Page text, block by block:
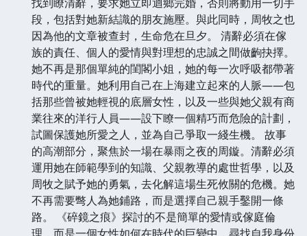
段，包括對她新結識的朋友施壓。與此同時，周牧之也
因為他的文章被查封，生命危在旦夕。 清辭必須在傢
族的責任、個人的愛情與對理想的忠誠之間做齣抉擇。
她不再是那個單純的閨閣小姐，她的每一次呼吸都帶著
時代的重量。她利用自己在上海建立起來的人脈——包
括那些曾被她輕視的底層女性，以及一些與她父親有商
業往來的洋行人員——設下瞭一個精巧而危險的計劃，
試圖保護她所愛之人，並為自己爭取一綫生機。 故事
的高潮部分，聚焦於一場在暴雨之夜的周鏇。清辭必須
運用她在師範學到的知識、父親教導的處世哲學，以及
周牧之賦予她的勇氣，去化解這場生死攸關的危機。她
不再需要彆人為她鋪路，而是選擇自己親手鑿開一條
路。 《碎鏡之痕》探討的不是簡單的愛情或傢庭倫